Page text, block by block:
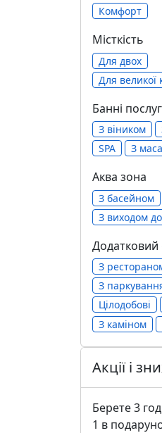
Комфорт
Місткість
Для двох
Для великої
Банні
З віником
SPA
З
Аква зона
З басейном
З виходом
Додатковий
З
З
Цілодобові
З каміном
Акції і
Берете 3
1 в